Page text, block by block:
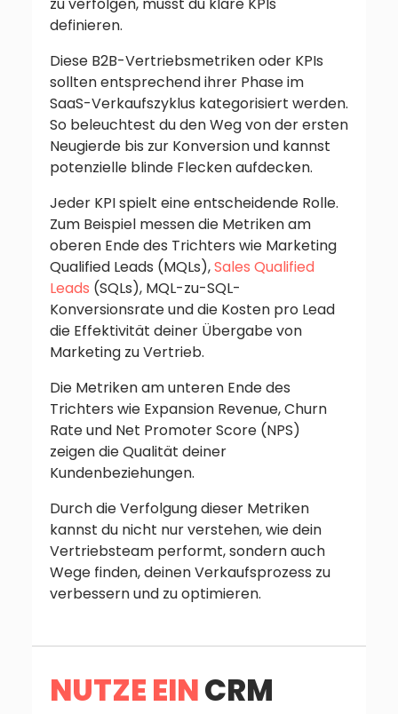
definieren.
Diese B2B-Vertriebsmetriken oder KPIs
sollten entsprechend ihrer Phase im
SaaS-Verkaufszyklus kategorisiert werden.
So beleuchtest du den Weg von der ersten
Neugierde bis zur Konversion und kannst
potenzielle blinde Flecken aufdecken.
Jeder KPI spielt eine entscheidende Rolle.
Zum Beispiel messen die Metriken am
oberen Ende des Trichters wie Marketing
Qualified Leads (MQLs),Sales Qualified
Leads (SQLs), MQL-zu-SQL-
Konversionsrate und die Kosten pro Lead
die Effektivität deiner Übergabe von
Marketing zu Vertrieb.
Die Metriken am unteren Ende des
Trichters wie Expansion Revenue, Churn
Rate und Net Promoter Score (NPS)
zeigen die Qualität deiner
Kundenbeziehungen.
Durch die Verfolgung dieser Metriken
kannst du nicht nur verstehen, wie dein
Vertriebsteam performt, sondern auch
Wege finden, deinen Verkaufsprozess zu
verbessern und zu optimieren.
NUTZE EINCRM